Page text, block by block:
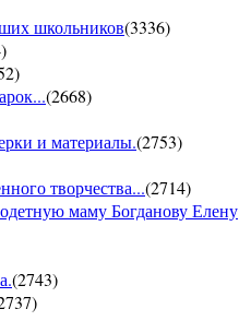
школьников(3336)
)
)
(2668)
и материалы.(2753)
творчества...(2714)
маму Богданову Елену
(2743)
)